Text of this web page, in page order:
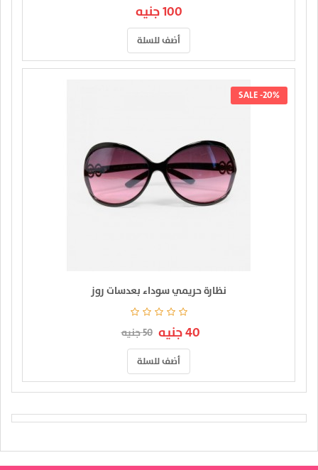
100 جنيه
أضف للسلة
SALE -20%
نظارة حريمي سوداء بعدسات روز
40 جنيه 50 جنيه
أضف للسلة